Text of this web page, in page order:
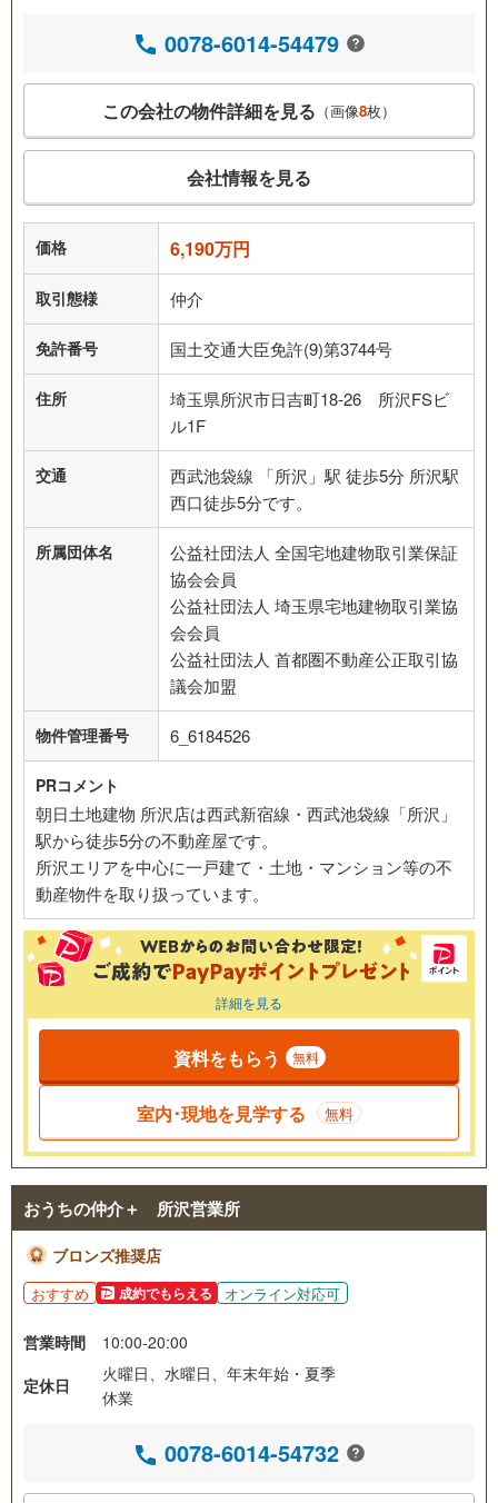
0078-6014-54479
この会社の物件詳細を見る （画像8枚）
会社情報を見る
価格 6,190万円
取引態様 仲介
免許番号 国土交通大臣免許(9)第3744号
住所
埼玉県所沢市日吉町18-26 所沢FSビ
ル1F
交通
西武池袋線 「所沢」駅 徒歩5分 所沢駅
西口徒歩5分です。
所属団体名
公益社団法人 全国宅地建物取引業保証
協会会員
公益社団法人 埼玉県宅地建物取引業協
会会員
公益社団法人 首都圏不動産公正取引協
議会加盟
物件管理番号 6_6184526
PRコメント
朝日土地建物 所沢店は西武新宿線・西武池袋線「所沢」
駅から徒歩5分の不動産屋です。
所沢エリアを中心に一戸建て・土地・マンション等の不
動産物件を取り扱っています。
詳細を見る
資料をもらう 無料
室内･現地を見学する 無料
おうちの仲介＋ 所沢営業所
ブロンズ推奨店
おすすめ 成約でもらえる オンライン対応可
営業時間
10:00-20:00
定休日
火曜日、水曜日、年末年始・夏季
休業
0078-6014-54732